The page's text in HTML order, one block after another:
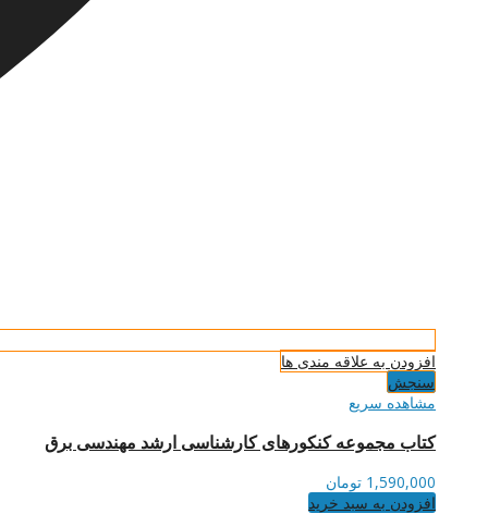
افزودن به علاقه مندی ها
سنجش
مشاهده سریع
کتاب مجموعه کنکورهای کارشناسی ارشد مهندسی برق
1,590,000 تومان
افزودن به سبد خرید